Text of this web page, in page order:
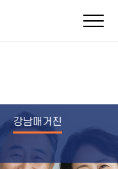
강남매거진